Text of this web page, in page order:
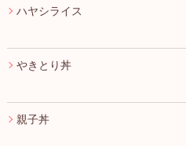
ハヤシライス
やきとり丼
親子丼